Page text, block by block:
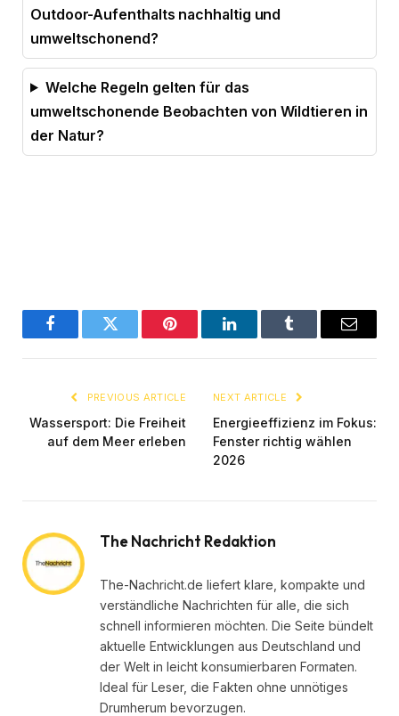
Outdoor-Aufenthalts nachhaltig und
umweltschonend?
Welche Regeln gelten für das
umweltschonende Beobachten von Wildtieren in
der Natur?
FacebookTwitter Pinterest LinkedInTumblr Email
PREVIOUS ARTICLE
Wassersport: Die Freiheit
auf dem Meer erleben
NEXT ARTICLE
Energieeffizienz im Fokus:
Fenster richtig wählen
2026
The Nachricht Redaktion
The-Nachricht.de liefert klare, kompakte und
verständliche Nachrichten für alle, die sich
schnell informieren möchten. Die Seite bündelt
aktuelle Entwicklungen aus Deutschland und
der Welt in leicht konsumierbaren Formaten.
Ideal für Leser, die Fakten ohne unnötiges
Drumherum bevorzugen.